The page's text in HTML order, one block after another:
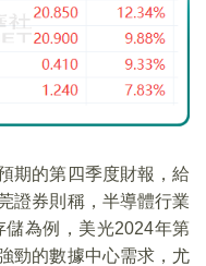
期的第四季度財報，給
證券則稱，半導體行業
為例，美光2024年第
勁的數據中心需求，尤